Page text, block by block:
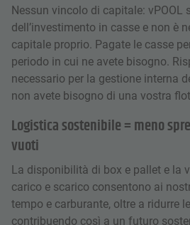
Nessun vincolo di capitale: vPOOL
dell’investimento in casse e non è
capitale proprio. Pagate le casse
periodo in cui ne avete bisogno.
necessario per la gestione interna
non avete bisogno di una vostra
Logistica sostenibile = meno
vuoti
La disponibilità di box e pallet e la
carico e scarico consentono ai
tempo e carburante, oltre a ridurre
contribuendo così a un futuro